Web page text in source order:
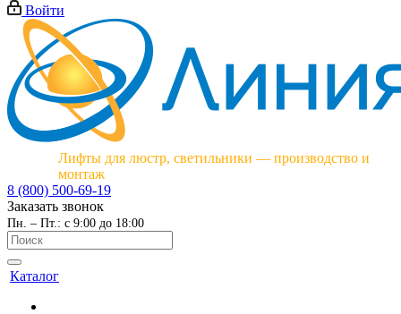
Войти
Лифты для люстр, светильники — производство и
монтаж
8 (800) 500-69-19
Заказать звонок
Пн. – Пт.: с 9:00 до 18:00
Каталог